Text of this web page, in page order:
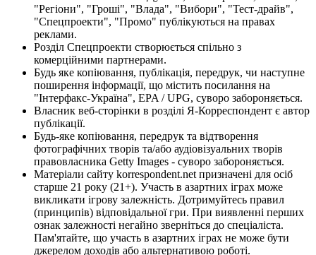
"Регіони", "Гроші", "Влада", "Вибори", "Тест-драйв",
"Спецпроекти", "Промо" публікуються на правах
реклами.
Розділ Спецпроекти створюється спільно з
комерційними партнерами.
Будь яке копіювання, публікація, передрук, чи наступне
поширення інформації, що містить посилання на
"Інтерфакс-Україна", EPA / UPG, суворо забороняється.
Власник веб-сторінки в розділі Я-Корреспондент є автор
публікації.
Будь-яке копіювання, передрук та відтворення
фотографічних творів та/або аудіовізуальних творів
правовласника Getty Images - суворо забороняється.
Матеріали сайту korrespondent.net призначені для осіб
старше 21 року (21+). Участь в азартних іграх може
викликати ігрову залежність. Дотримуйтесь правил
(принципів) відповідальної гри. При виявленні перших
ознак залежності негайно зверніться до спеціаліста.
Пам'ятайте, що участь в азартних іграх не може бути
джерелом доходів або альтернативою роботі.